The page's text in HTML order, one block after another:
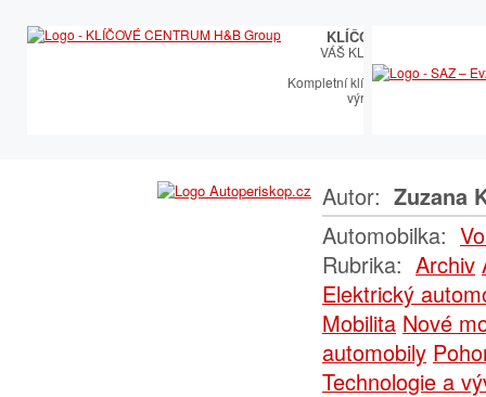
KLÍČOVÉ CENTRUM
VÁŠ KLÍČOVÝ PARTNER
Kompletní klíčařský sortiment
výroby autoklíčů
Autor: Zuzana
Automobilka:
Rubrika: Archiv
Elektrický
Mobilita Nové
automobily
Technologie a